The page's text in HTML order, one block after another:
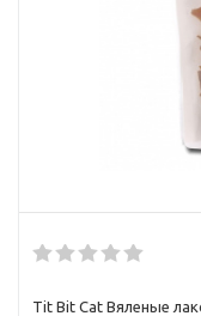
Tit Bit Cat Вяленые